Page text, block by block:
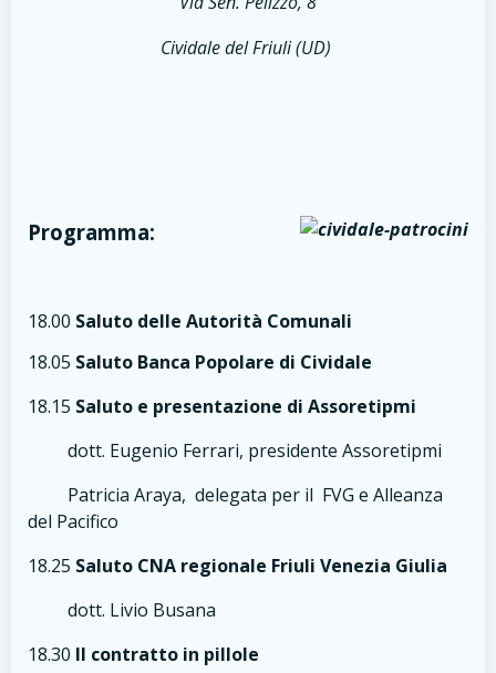
Cividale del Friuli (UD)
Programma:
18.00 Saluto delle Autorità Comunali
18.05 Saluto Banca Popolare di Cividale
18.15 Saluto e presentazione di Assoretipmi
dott. Eugenio Ferrari, presidente Assoretipmi
Patricia Araya, delegata per il FVG e Alleanza
del Pacifico
18.25 Saluto CNA regionale Friuli Venezia Giulia
dott. Livio Busana
18.30 Il contratto in pillole